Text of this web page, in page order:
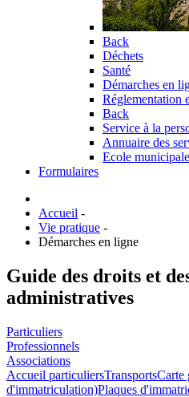
Back
Déchets
Santé
Démarches en
Réglementation
Back
Service à la
Annuaire des
Ecole
Formulaires
Accueil -
Vie pratique -
Démarches en ligne
Guide des droits et
administratives
Particuliers
Professionnels
Associations
Accueil particuliersTransportsCarte
d'immatriculation)Plaques